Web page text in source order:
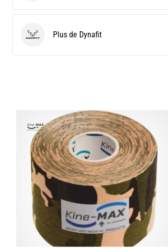
DynafitPlus de Dynafit